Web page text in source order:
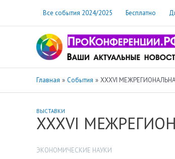
содержимому
Все события 2024/2025 Бесплатно
Главная События XXXVI
ВЫСТАВКИ
XXXVI
ЭКОНОМИЧЕСКИЕ НАУКИ